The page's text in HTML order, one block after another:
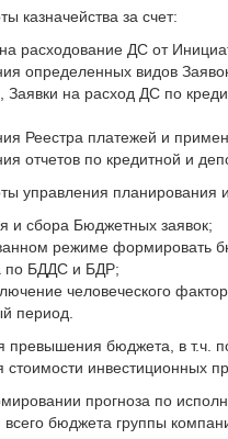
казначейства за счет:
расходование ДС от
определенных видов
на расход ДС по
Реестра платежей и
отчетов по кредитной и
управления планирования
и сбора Бюджетных заявок;
режиме формировать
по БДДС и БДР;
человеческого
период.
превышения бюджета, в т.ч.
инвестиционных
прогноза по
всего бюджета группы